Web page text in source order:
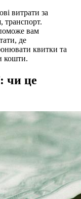
витрати за
транспорт.
вам
де
квитки та
кошти.
чи це